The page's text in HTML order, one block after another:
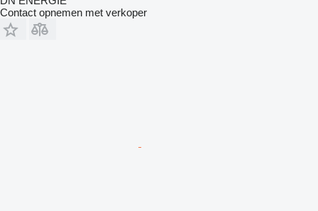
Contact opnemen met verkoper